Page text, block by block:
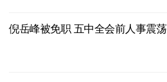
倪岳峰被免职 五中全会前人事震荡